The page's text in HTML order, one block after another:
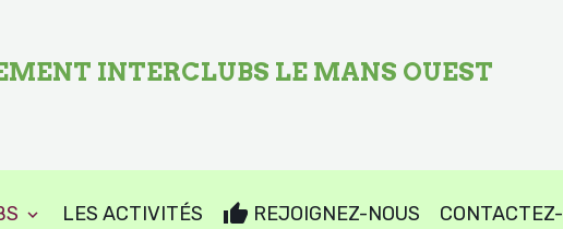
INTERCLUBS LE MANS OUEST
LES ACTIVITÉS REJOIGNEZ-NOUS